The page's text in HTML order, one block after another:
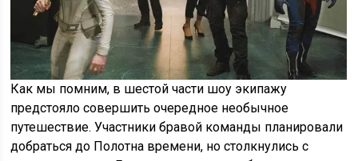
Как мы помним, в шестой части шоу экипажу
предстояло совершить очередное необычное
путешествие. Участники бравой команды планировали
добраться до Полотна времени, но столкнулись с